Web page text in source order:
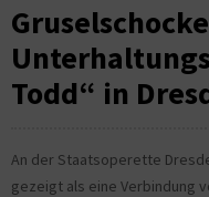
Todd“ in
An der Staatsoperette
gezeigt als eine Verbindung